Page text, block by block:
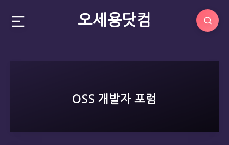
오세용닷컴
OSS 개발자 포럼